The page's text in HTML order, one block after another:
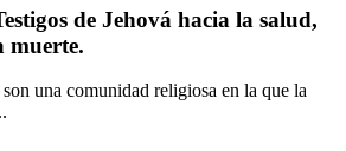
de Jehová hacia la salud,
muerte.
una comunidad religiosa en la que la